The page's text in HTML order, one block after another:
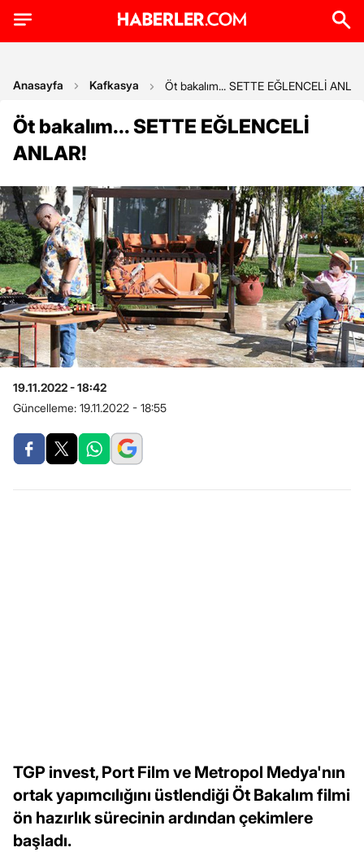
Anasayfa Kafkasya Öt bakalım... SETTE EĞLENCELİ
Öt bakalım... SETTE EĞLENCELİ
ANLAR!
19.11.2022 - 18:42
Güncelleme: 19.11.2022 - 18:55
TGP invest, Port Film ve Metropol Medya'nın
ortak yapımcılığını üstlendiği Öt Bakalım filmi
ön hazırlık sürecinin ardından çekimlere
başladı.